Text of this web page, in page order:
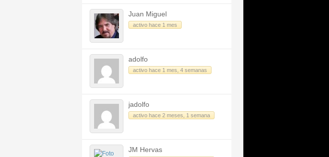
Juan Miguel
activo hace 1 mes
adolfo
activo hace 1 mes, 4 semanas
jadolfo
activo hace 2 meses, 1 semana
JM Hervas